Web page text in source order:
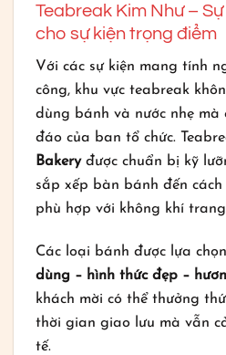
Teabreak Kim Như –
cho sự kiện trọng điểm
Với các sự kiện mang tính
công, khu vực teabreak
dùng bánh và nước nhẹ mà
đáo của ban tổ chức.
Bakeryđược chuẩn bị kỹ
sắp xếp bàn bánh đến
phù hợp với không khí
Các loại bánh được lựa
dùng – hình thức đẹp –
khách mời có thể thưởng
thời gian giao lưu mà vẫn
tế.